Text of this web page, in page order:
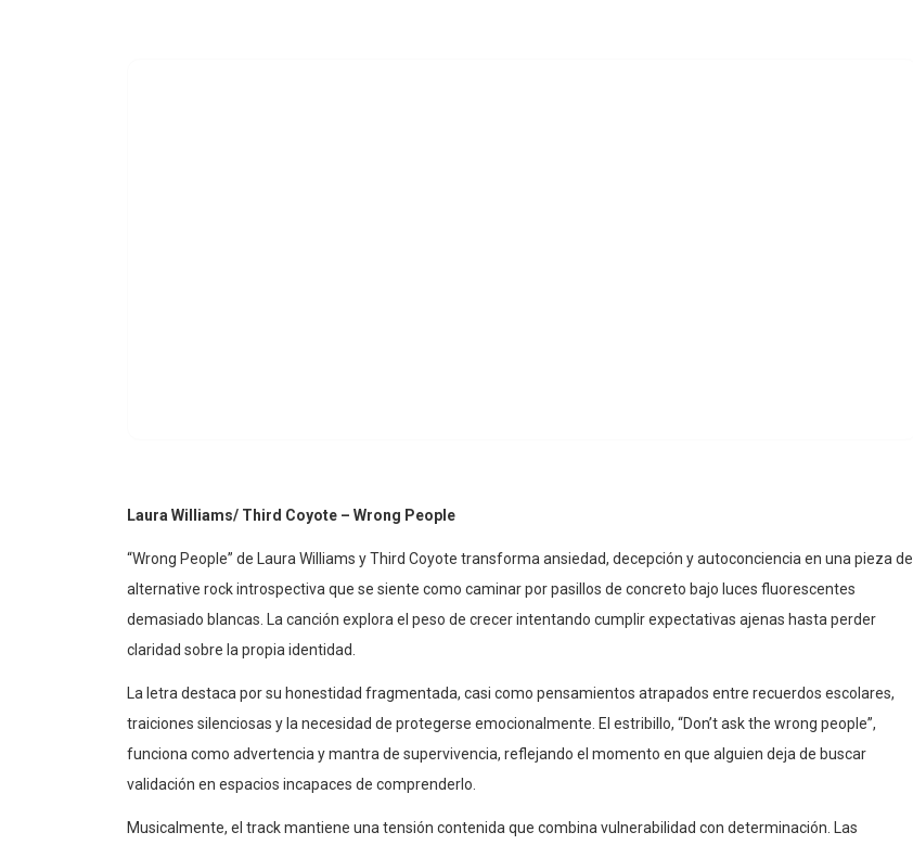
Laura Williams/ Third Coyote – Wrong People
“Wrong People” de Laura Williams y Third Coyote transforma ansiedad, decepción y autoconciencia en una pieza de
alternative rock introspectiva que se siente como caminar por pasillos de concreto bajo luces fluorescentes
demasiado blancas. La canción explora el peso de crecer intentando cumplir expectativas ajenas hasta perder
claridad sobre la propia identidad.
La letra destaca por su honestidad fragmentada, casi como pensamientos atrapados entre recuerdos escolares,
traiciones silenciosas y la necesidad de protegerse emocionalmente. El estribillo, “Don’t ask the wrong people”,
funciona como advertencia y mantra de supervivencia, reflejando el momento en que alguien deja de buscar
validación en espacios incapaces de comprenderlo.
Musicalmente, el track mantiene una tensión contenida que combina vulnerabilidad con determinación. Las